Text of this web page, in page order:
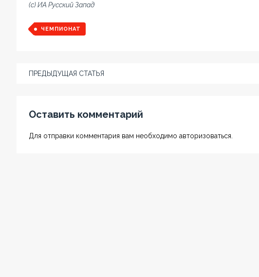
(с) ИА Русский Запад
ЧЕМПИОНАТ
ПРЕДЫДУЩАЯ СТАТЬЯ
Оставить комментарий
Для отправки комментария вам необходимо авторизоваться.